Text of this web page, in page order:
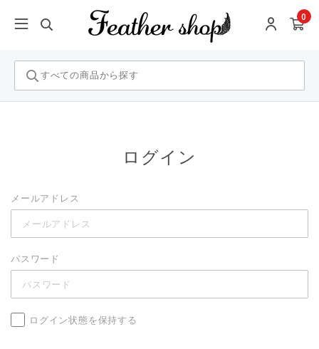
0
ログイン
メールアドレス
パスワード
ログイン状態を保持する